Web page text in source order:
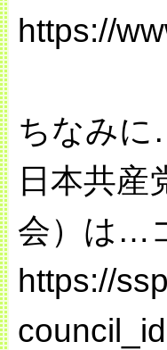
https://
ちなみ
日本共産
会）は…
https://